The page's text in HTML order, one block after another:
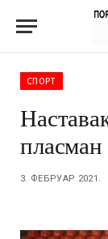
СПОРТ
пласман
3. ФЕБРУАР 2021.